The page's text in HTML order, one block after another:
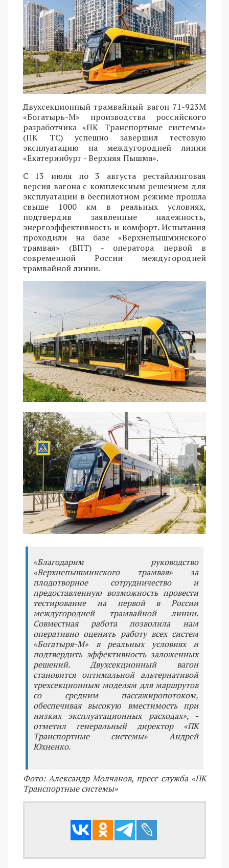
Двухсекционный трамвайный вагон 71-923М
«Богатырь-М» производства российского
разработчика «ПК Транспортные системы»
(ПК ТС) успешно завершил тестовую
эксплуатацию на междугородней линии
«Екатеринбург - Верхняя Пышма».
С 13 июля по 3 августа рестайлинговая
версия вагона с комплексным решением для
эксплуатации в беспилотном режиме прошла
свыше 1000 км в реальных условиях,
подтвердив заявленные надежность,
энергоэффективность и комфорт. Испытания
проходили на базе «Верхнепышминского
трамвая» (ВПТ) - оператора первой в
современной России междугородней
трамвайной линии.
«Благодарим руководство
«Верхнепышминского трамвая» за
плодотворное сотрудничество и
предоставленную возможность провести
тестирование на первой в России
междугородней трамвайной линии.
Совместная работа позволила нам
оперативно оценить работу всех систем
«Богатыря-М» в реальных условиях и
подтвердить эффективность заложенных
решений. Двухсекционный вагон
становится оптимальной альтернативой
трехсекционным моделям для маршрутов
со средним пассажиропотоком,
обеспечивая высокую вместимость при
низких эксплуатационных расходах», -
отметил генеральный директор «ПК
Транспортные системы» Андрей
Юхненко.
Фото: Александр Молчанов, пресс-служба «ПК
Транспортные системы»